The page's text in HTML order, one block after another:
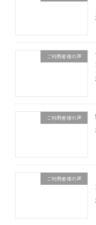
ご利用者様の声
ご利用者様の声
ご利用者様の声